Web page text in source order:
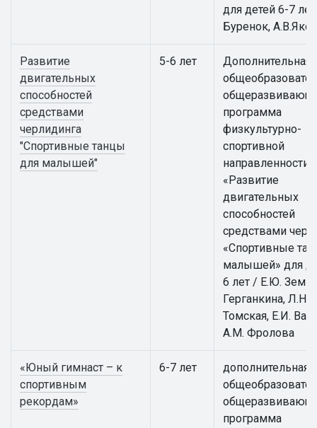
для детей 6-7
Буренок,
Развитие
двигательных
способностей
средствами
черлидинга
"Спортивные танцы
для малышей"
5-6 лет
Дополнительная
программа
физкультурно-
спортивной
направленности
«Развитие
двигательных
способностей
средствами
«Спортивные
малышей» для
6 лет / Е.Ю.
Герганкина, Л.Н.
Томская, Е.И.
А.М. Фролова
«Юный гимнаст – к
спортивным
рекордам»
6-7 лет
дополнительная
программа